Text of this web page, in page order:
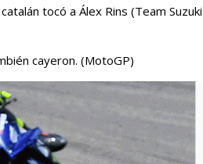
tocó a Álex Rins (Team Suzuki
cayeron. (MotoGP)